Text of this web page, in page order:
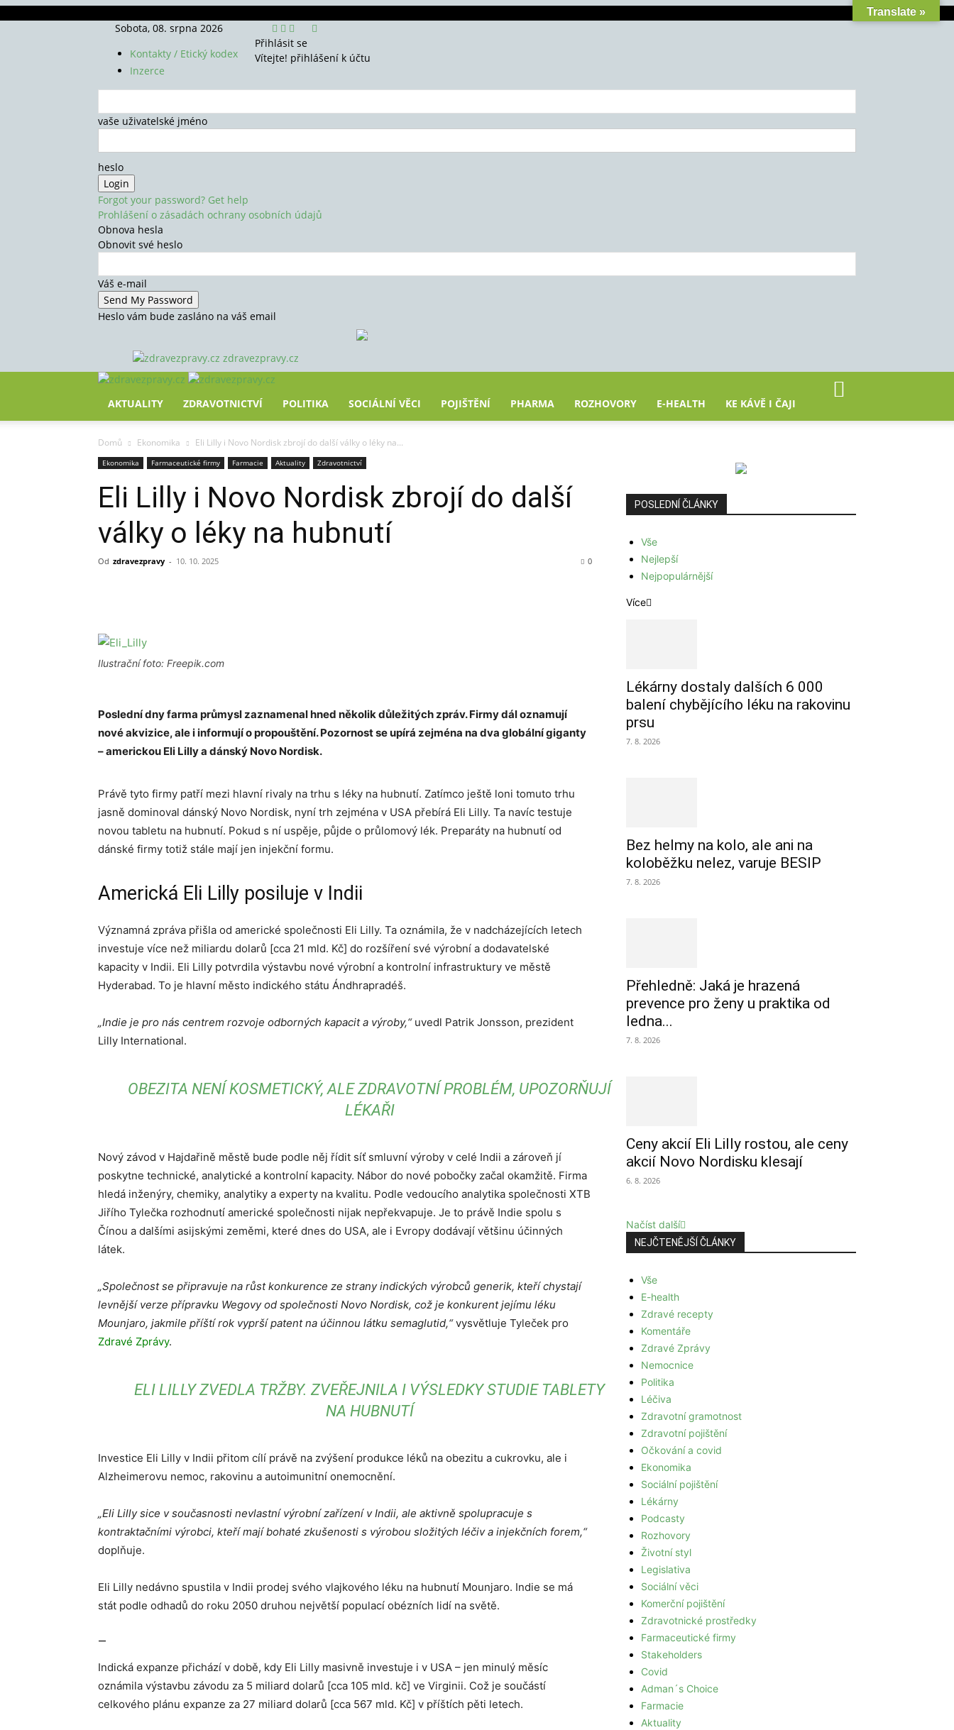
Sobota, 08. srpna 2026
Kontakty / Etický kodex
Inzerce
Přihlásit se
Vítejte! přihlášení k účtu
vaše uživatelské jméno
heslo
Forgot your password? Get help
Prohlášení o zásadách ochrany osobních údajů
Obnova hesla
Obnovit své heslo
Váš e-mail
Heslo vám bude zasláno na váš email
zdravezpravy.cz
AKTUALITY ZDRAVOTNICTVÍ POLITIKA SOCIÁLNÍ VĚCI POJIŠTĚNÍ PHARMA ROZHOVORY E-HEALTH KE KÁVĚ I ČAJI
Domů Ekonomika Eli Lilly i Novo Nordisk zbrojí do další války o léky na...
Ekonomika Farmaceutické firmy Farmacie Aktuality Zdravotnictví
Eli Lilly i Novo Nordisk zbrojí do další
války o léky na hubnutí
Od zdravezpravy - 10. 10. 2025 0
Ilustrační foto: Freepik.com
Poslední dny farma průmysl zaznamenal hned několik důležitých zpráv. Firmy dál oznamují
nové akvizice, ale i informují o propouštění. Pozornost se upírá zejména na dva globální giganty
– americkou Eli Lilly a dánský Novo Nordisk.
Právě tyto firmy patří mezi hlavní rivaly na trhu s léky na hubnutí. Zatímco ještě loni tomuto trhu
jasně dominoval dánský Novo Nordisk, nyní trh zejména v USA přebírá Eli Lilly. Ta navíc testuje
novou tabletu na hubnutí. Pokud s ní uspěje, půjde o průlomový lék. Preparáty na hubnutí od
dánské firmy totiž stále mají jen injekční formu.
Americká Eli Lilly posiluje v Indii
Významná zpráva přišla od americké společnosti Eli Lilly. Ta oznámila, že v nadcházejících letech
investuje více než miliardu dolarů [cca 21 mld. Kč] do rozšíření své výrobní a dodavatelské
kapacity v Indii. Eli Lilly potvrdila výstavbu nové výrobní a kontrolní infrastruktury ve městě
Hyderabad. To je hlavní město indického státu Ándhrapradéš.
„Indie je pro nás centrem rozvoje odborných kapacit a výroby,“uvedl Patrik Jonsson, prezident
Lilly International.
OBEZITA NENÍ KOSMETICKÝ, ALE ZDRAVOTNÍ PROBLÉM, UPOZORŇUJÍ
LÉKAŘI
Nový závod v Hajdařině městě bude podle něj řídit síť smluvní výroby v celé Indii a zároveň jí
poskytne technické, analytické a kontrolní kapacity. Nábor do nové pobočky začal okamžitě. Firma
hledá inženýry, chemiky, analytiky a experty na kvalitu. Podle vedoucího analytika společnosti XTB
Jiřího Tylečka rozhodnutí americké společnosti nijak nepřekvapuje. Je to právě Indie spolu s
Čínou a dalšími asijskými zeměmi, které dnes do USA, ale i Evropy dodávají většinu účinných
látek.
„Společnost se připravuje na růst konkurence ze strany indických výrobců generik, kteří chystají
levnější verze přípravku Wegovy od společnosti Novo Nordisk, což je konkurent jejímu léku
Mounjaro, jakmile příští rok vyprší patent na účinnou látku semaglutid,“vysvětluje Tyleček pro
Zdravé Zprávy.
ELI LILLY ZVEDLA TRŽBY. ZVEŘEJNILA I VÝSLEDKY STUDIE TABLETY
NA HUBNUTÍ
Investice Eli Lilly v Indii přitom cílí právě na zvýšení produkce léků na obezitu a cukrovku, ale i
Alzheimerovu nemoc, rakovinu a autoimunitní onemocnění.
„Eli Lilly sice v současnosti nevlastní výrobní zařízení v Indii, ale aktivně spolupracuje s
kontraktačními výrobci, kteří mají bohaté zkušenosti s výrobou složitých léčiv a injekčních forem,“
doplňuje.
Eli Lilly nedávno spustila v Indii prodej svého vlajkového léku na hubnutí Mounjaro. Indie se má
stát podle odhadů do roku 2050 druhou největší populací obézních lidí na světě.
—
Indická expanze přichází v době, kdy Eli Lilly masivně investuje i v USA – jen minulý měsíc
oznámila výstavbu závodu za 5 miliard dolarů [cca 105 mld. kč] ve Virginii. Což je součástí
celkového plánu expanze za 27 miliard dolarů [cca 567 mld. Kč] v příštích pěti letech.
POSLEDNÍ ČLÁNKY
Vše
Nejlepší
Nejpopulárnější
Více
Lékárny dostaly dalších 6 000
balení chybějícího léku na rakovinu
prsu
7. 8. 2026
Bez helmy na kolo, ale ani na
koloběžku nelez, varuje BESIP
7. 8. 2026
Přehledně: Jaká je hrazená
prevence pro ženy u praktika od
ledna...
7. 8. 2026
Ceny akcií Eli Lilly rostou, ale ceny
akcií Novo Nordisku klesají
6. 8. 2026
Načíst další
NEJČTENĚJŠÍ ČLÁNKY
Vše
E-health
Zdravé recepty
Komentáře
Zdravé Zprávy
Nemocnice
Politika
Léčiva
Zdravotní gramotnost
Zdravotní pojištění
Očkování a covid
Ekonomika
Sociální pojištění
Lékárny
Podcasty
Rozhovory
Životní styl
Legislativa
Sociální věci
Komerční pojištění
Zdravotnické prostředky
Farmaceutické firmy
Stakeholders
Covid
Adman´s Choice
Farmacie
Aktuality
Translate »